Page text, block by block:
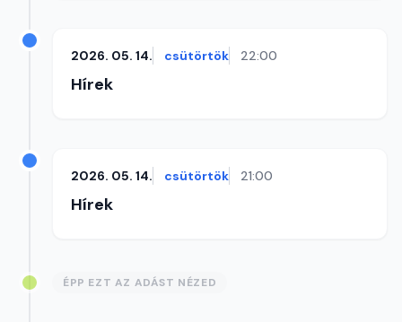
2026. 05. 14. csütörtök 22:00
Hírek
2026. 05. 14. csütörtök 21:00
Hírek
ÉPP EZT AZ ADÁST NÉZED